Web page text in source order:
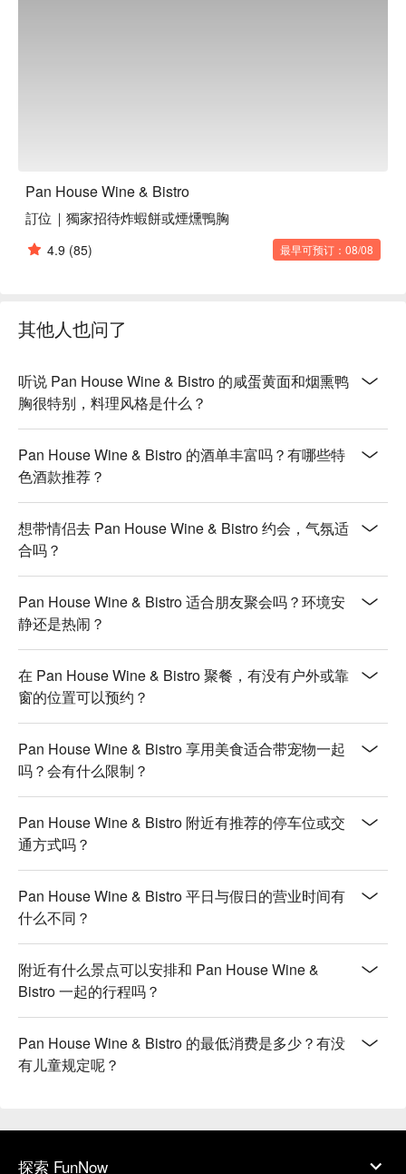
贴心提示：提供免费 Wi-Fi。这里也是宠物友善和无障碍空间
哦！（宠物需抱著或置于宠物推车/提笼内）
🍽️ 口碑必吃
黄金咸蛋面 | 浓郁到不行的金沙咸蛋黄酱汁，每一口都是满满
的幸福感，是疗愈系美食无误！
复刻道地风味。
烟熏鸭胸 | 风味优雅，香气迷人，绝对是红酒的最佳拍档。
🥤 招牌饮品
精选葡萄酒 | 超过 100 款红、白、气泡酒任你挑选，也提供多
款优质单杯酒。
特色梅酒 | 酸甜开胃，无论是餐前还是餐后小酌一杯都很棒。
1664 白啤酒 | 想来点清爽的？这款高品质精酿啤酒就是你的不
二之选。
💡 FunNow 懂吃笔记：本推荐由 AI 汇整网络热门口碑。（贴
Pan House Wine & Bistro
訂位｜獨家招待炸蝦餅或煙燻鴨胸
4.9 (85) 最早可预订：08/08
其他人也问了
听说 Pan House Wine & Bistro 的咸蛋黄面和烟熏鸭
胸很特别，料理风格是什么？
Pan House Wine & Bistro 的酒单丰富吗？有哪些特
色酒款推荐？
想带情侣去 Pan House Wine & Bistro 约会，气氛适
合吗？
Pan House Wine & Bistro 适合朋友聚会吗？环境安
静还是热闹？
在 Pan House Wine & Bistro 聚餐，有没有户外或靠
窗的位置可以预约？
Pan House Wine & Bistro 享用美食适合带宠物一起
吗？会有什么限制？
Pan House Wine & Bistro 附近有推荐的停车位或交
通方式吗？
Pan House Wine & Bistro 平日与假日的营业时间有
什么不同？
附近有什么景点可以安排和 Pan House Wine &
Bistro 一起的行程吗？
Pan House Wine & Bistro 的最低消费是多少？有没
有儿童规定呢？
探索 FunNow